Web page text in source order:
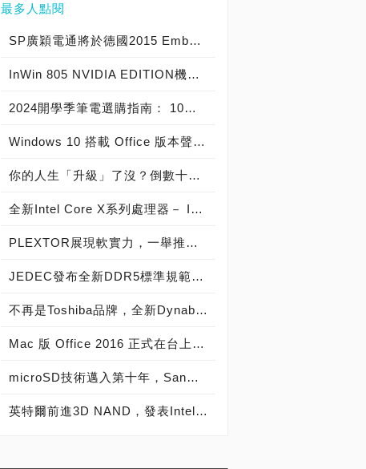
最多人點閱
SP廣穎電通將於德國2015 Embedded World展示全方位工控系列產品
InWin 805 NVIDIA EDITION機殼爆紅，迎廣GeForce GTX特仕版機箱正式開賣！
2024開學季筆電選購指南： 10大熱銷筆電推薦榜
Windows 10 搭載 Office 版本聲明稿 Office Mobile 、 Office 2016 與 Office 365 版本差異說明
你的人生「升級」了沒？倒數十天！Windows 10開闊你的無限視野
全新Intel Core X系列處理器－ Intel Core i9 極致版處理器 重裝上陣
PLEXTOR展現軟實力，一舉推出三大獨家軟體
JEDEC發布全新DDR5標準規範，從DDR5-4800起跳! 將加速導入下世代高效能電腦系統
不再是Toshiba品牌，全新Dynabook 2019 新品發布，透過運算與服務改變世界
Mac 版 Office 2016 正式在台上市！
microSD技術邁入第十年，SanDisk microSD記憶卡出貨量突破20億片
英特爾前進3D NAND，發表Intel SSD 600p、6000p、E 5420s、E 6000p、DC P3520、DC S3520固態硬碟！